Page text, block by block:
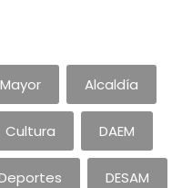
Alcaldía
Cultura DAEM
DESAM